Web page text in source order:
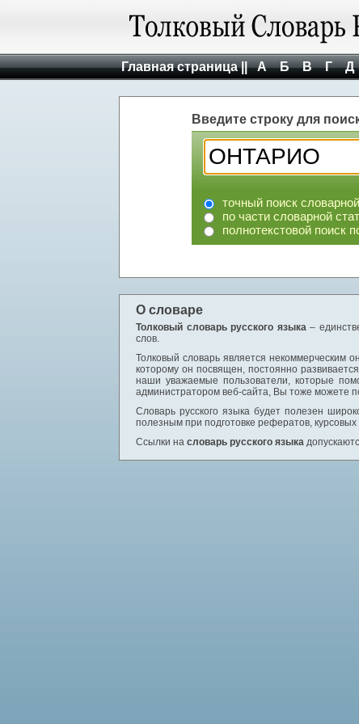
Главная страница || А Б В Г Д
Введите строку для
точный поиск
по части словарной
полнотекстовой поиск
О словаре
Толковый словарь русского языка–
слов.
Толковый словарь является некоммерческим
которому он посвящен, постоянно
наши уважаемые пользователи, которые
администратором веб-сайта, Вы тоже можете
Словарь русского языка будет полезен
полезным при подготовке рефератов,
Ссылки на словарь русского языка